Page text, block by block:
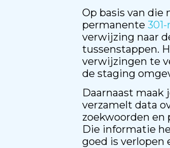
Op basis van
permanente
verwijzing naar
tussenstappen.
verwijzingen te
de staging
Daarnaast maak
verzamelt data
zoekwoorden en
Die informatie
goed is verlopen